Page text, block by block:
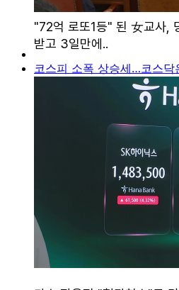
코스피 소폭 상승세…코스